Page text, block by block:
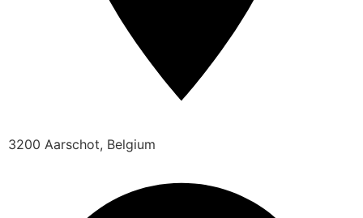
3200 Aarschot, Belgium